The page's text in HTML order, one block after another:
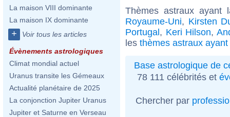
La maison VIII dominante
La maison IX dominante
+ Voir tous les articles
Évènements astrologiques
Climat mondial actuel
Uranus transite les Gémeaux
Actualité planétaire de 2025
La conjonction Jupiter Uranus
Jupiter et Saturne en Verseau
Thèmes astraux
Royaume-Uni, Kirsten
Portugal, Keri Hilson,
les thèmes astraux
Base astrologique de
78 111 célébrités et
Chercher par